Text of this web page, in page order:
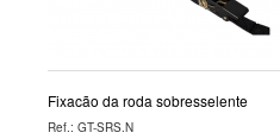
Fixação da roda sobresselente
Ref.: GT-SRS.N